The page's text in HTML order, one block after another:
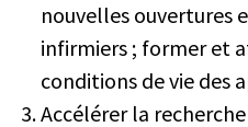
nouvelles ouvertures
infirmiers ; former et
conditions de vie des
Accélérer la